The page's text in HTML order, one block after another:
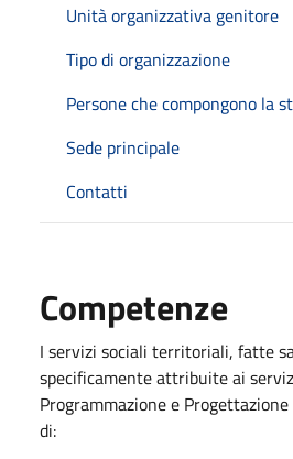
Unità organizzativa genitore
Tipo di organizzazione
Persone che compongono la
Sede principale
Contatti
Competenze
I servizi sociali territoriali, fatte
specificamente attribuite ai
Programmazione e
di: